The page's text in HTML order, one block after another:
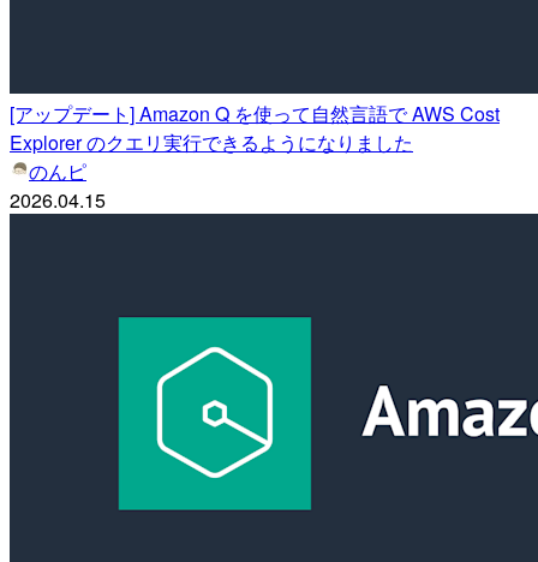
[アップデート] Amazon Q を使って自然言語で AWS Cost
Explorer のクエリ実行できるようになりました
のんピ
2026.04.15